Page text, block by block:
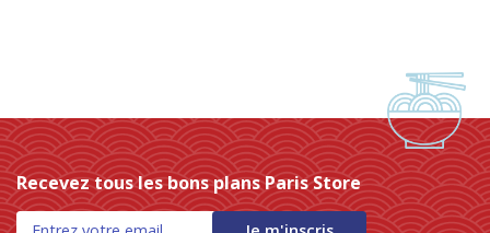
Recevez tous les bons plans Paris Store